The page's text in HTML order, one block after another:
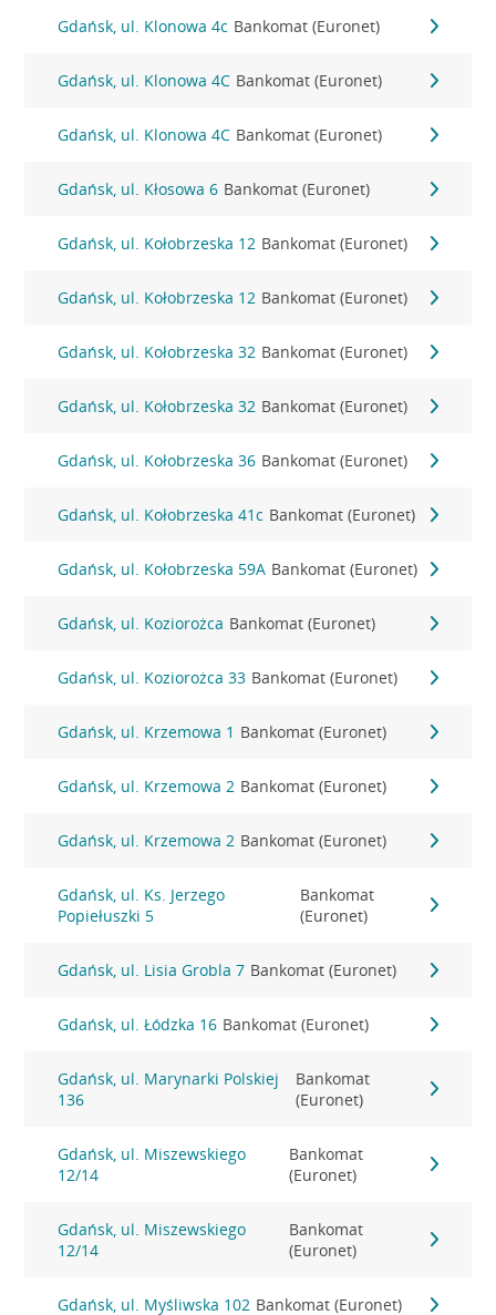
Gdańsk, ul. Klonowa 4c Bankomat (Euronet)
Gdańsk, ul. Klonowa 4C Bankomat (Euronet)
Gdańsk, ul. Klonowa 4C Bankomat (Euronet)
Gdańsk, ul. Kłosowa 6 Bankomat (Euronet)
Gdańsk, ul. Kołobrzeska 12 Bankomat (Euronet)
Gdańsk, ul. Kołobrzeska 12 Bankomat (Euronet)
Gdańsk, ul. Kołobrzeska 32 Bankomat (Euronet)
Gdańsk, ul. Kołobrzeska 32 Bankomat (Euronet)
Gdańsk, ul. Kołobrzeska 36 Bankomat (Euronet)
Gdańsk, ul. Kołobrzeska 41c Bankomat (Euronet)
Gdańsk, ul. Kołobrzeska 59A Bankomat (Euronet)
Gdańsk, ul. Koziorożca Bankomat (Euronet)
Gdańsk, ul. Koziorożca 33 Bankomat (Euronet)
Gdańsk, ul. Krzemowa 1 Bankomat (Euronet)
Gdańsk, ul. Krzemowa 2 Bankomat (Euronet)
Gdańsk, ul. Krzemowa 2 Bankomat (Euronet)
Gdańsk, ul. Ks. Jerzego
Popiełuszki 5
Bankomat
(Euronet)
Gdańsk, ul. Lisia Grobla 7 Bankomat (Euronet)
Gdańsk, ul. Łódzka 16 Bankomat (Euronet)
Gdańsk, ul. Marynarki Polskiej
136
Bankomat
(Euronet)
Gdańsk, ul. Miszewskiego
12/14
Bankomat
(Euronet)
Gdańsk, ul. Miszewskiego
12/14
Bankomat
(Euronet)
Gdańsk, ul. Myśliwska 102 Bankomat (Euronet)